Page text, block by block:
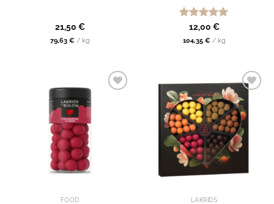
21,50 €
79,63 € / kg
Bewertet
von
5
12,00 €
104,35 € / kg
FOOD LAKRIDS